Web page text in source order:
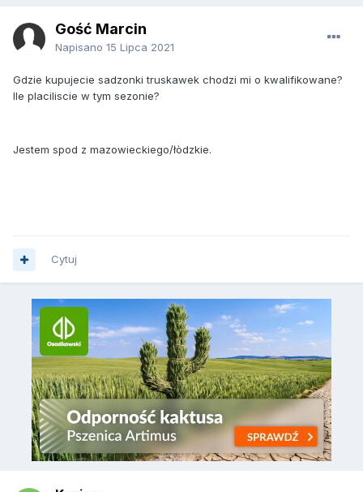
Gość Marcin
Napisano 15 Lipca 2021
Gdzie kupujecie sadzonki truskawek chodzi mi o kwalifikowane?
Ile placiliscie w tym sezonie?
Jestem spod z mazowieckiego/łòdzkie.
Cytuj